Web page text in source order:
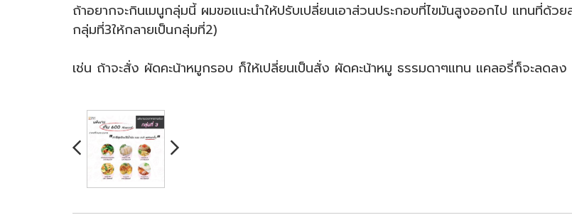
ถ้าอยากจะกินเมนูกลุ่มนี้ ผมขอแนะนำให้ปรับเปลี่ยนเอาส่วนประกอบที่ไขมันสูงออกไป แทนที่ด้ว
กลุ่มที่3ให้กลายเป็นกลุ่มที่2)
เช่น ถ้าจะสั่ง ผัดคะน้าหมูกรอบ ก็ให้เปลี่ยนเป็นสั่ง ผัดคะน้าหมู ธรรมดาๆแทน แคลอรี่ก็จะลดลง